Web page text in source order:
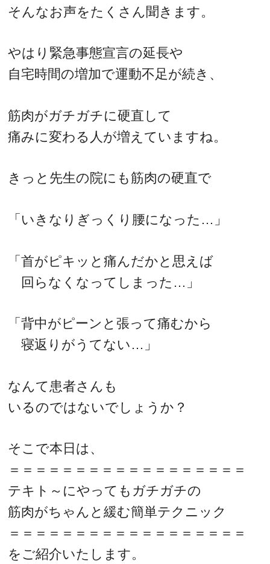
そんなお声をたくさん聞きます。
やはり緊急事態宣言の延長や
自宅時間の増加で運動不足が続き、
筋肉がガチガチに硬直して
痛みに変わる人が増えていますね。
きっと先生の院にも筋肉の硬直で
「いきなりぎっくり腰になった…」
「首がピキッと痛んだかと思えば
回らなくなってしまった…」
「背中がピーンと張って痛むから
寝返りがうてない…」
なんて患者さんも
いるのではないでしょうか？
そこで本日は、
＝＝＝＝＝＝＝＝＝＝＝＝＝＝＝＝＝＝
テキト～にやってもガチガチの
筋肉がちゃんと緩む簡単テクニック
＝＝＝＝＝＝＝＝＝＝＝＝＝＝＝＝＝＝
をご紹介いたします。